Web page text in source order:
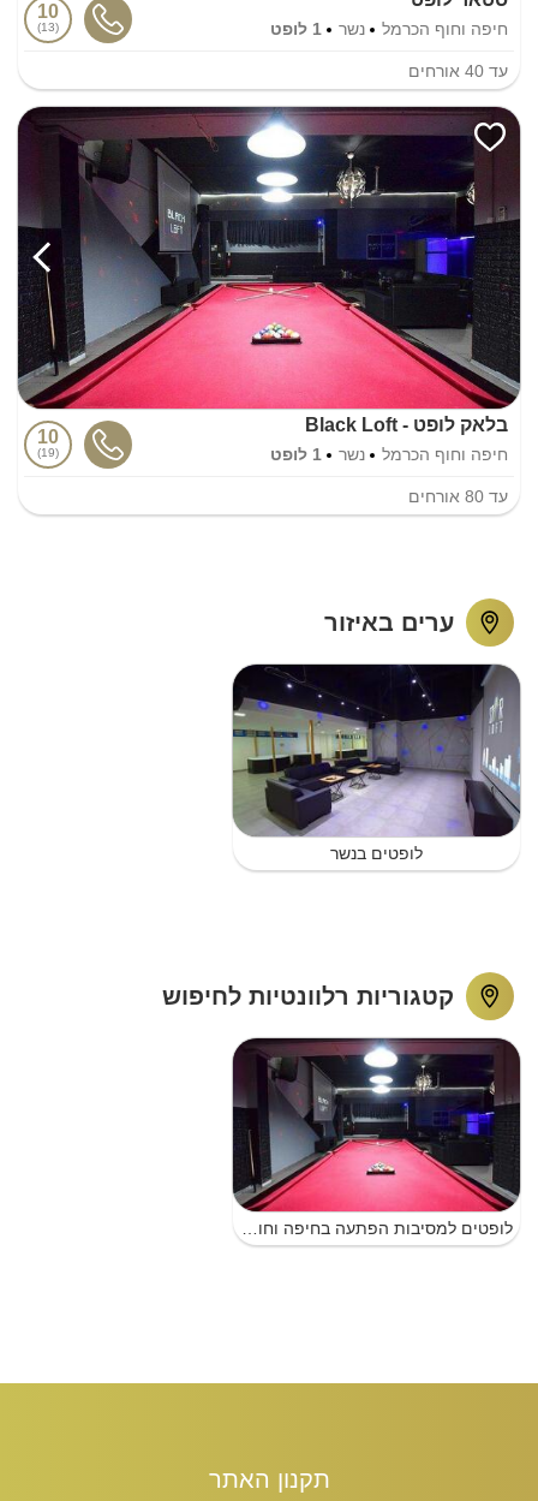
חיפה וחוף הכרמל נשר 1 לופט
10
13
עד 40 אורחים
בלאק לופט - Black Loft
חיפה וחוף הכרמל נשר 1 לופט
10
19
עד 80 אורחים
ערים באיזור
לופטים בנשר
קטגוריות רלוונטיות לחיפוש
תקנון האתר